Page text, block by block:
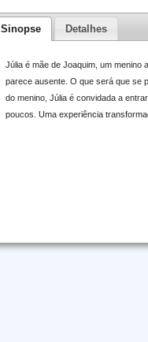
Sinopse Detalhes
Júlia é mãe de Joaquim, um menino
parece ausente. O que será que se
do menino, Júlia é convidada a
poucos. Uma experiência